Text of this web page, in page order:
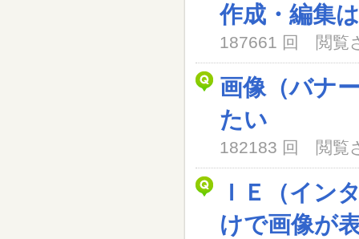
作成・編集
187661 回 閲覧
画像（バナ
たい
182183 回 閲覧
ＩＥ（イン
けで画像が